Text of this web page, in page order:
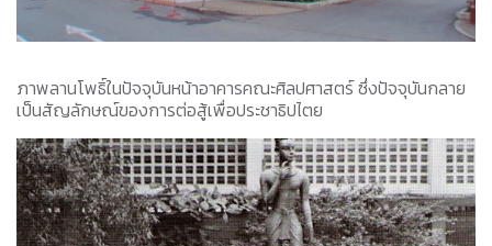
ภาพลานโพธิ์ในปัจจุบันหน้าอาคารคณะศิลปศาสตร์ ซึ่งปัจจุบันกลาย
เป็นสัญลักษณ์ของการต่อสู้เพื่อประชาธิปไตย